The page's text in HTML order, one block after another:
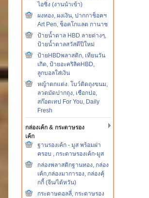
ไอซิ่ง (งานนำเข้า)
ผงทอง, ผงเงิน, ปากกาช็อคฯ
Art Pen, ช็อคโกแลต กานาช
ป้ายน้ำตาล HBD ลายต่างๆ,
ป้ายน้ำตาลสวัสดีปีใหม่
ป้ายHBDพลาสติก, เทียนวัน
เกิด, ป้ายอะคริลิคHBD,
ลูกบอลใส่เงิน
หญ้าตกแต่ง. โบว์ติดถุงขนม,
ลวดมัดปากถุง, เชือกปอ,
สก๊อตเทป For You, Daily
Fresh
กล่องเค้ก & กระดาษรอง
เค้ก
ฐานรองเค้ก - มูส พร้อมฝา
ครอบ , กระดาษรองเค้ก-มูส
กล่องพลาสติกฐานทอง, กล่อง
เค้ก,กล่องมาการอง, กล่องคุ้
กกี้ (จีน/ไต้หวัน)
กระดาษดอลลี่, กระดาษรอง